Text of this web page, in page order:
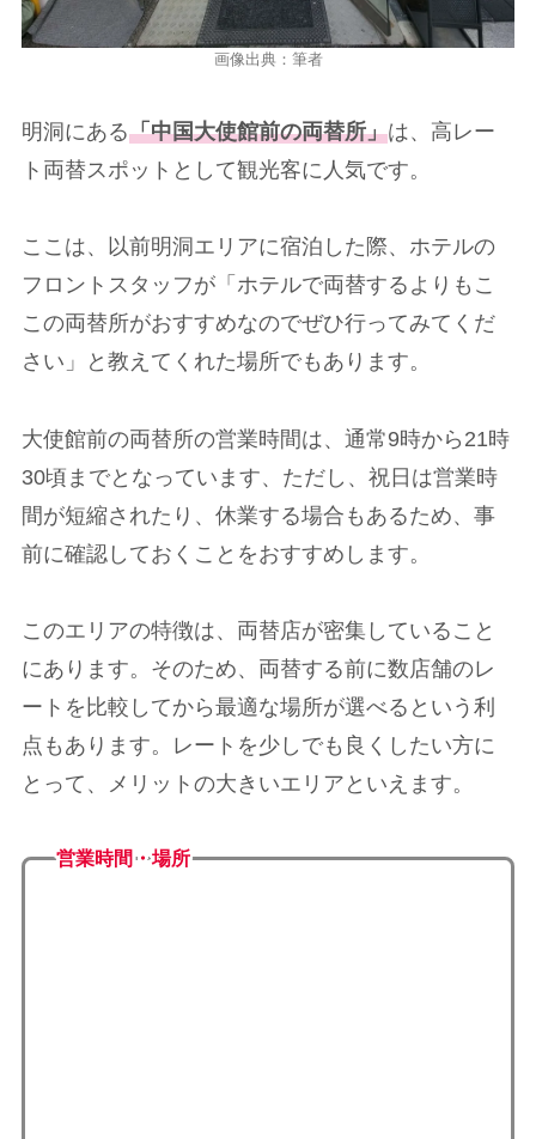
画像出典：筆者
明洞にある「中国大使館前の両替所」は、高レー
ト両替スポットとして観光客に人気です。
ここは、以前明洞エリアに宿泊した際、ホテルの
フロントスタッフが「ホテルで両替するよりもこ
この両替所がおすすめなのでぜひ行ってみてくだ
さい」と教えてくれた場所でもあります。
大使館前の両替所の営業時間は、通常9時から21時
30頃までとなっています、ただし、祝日は営業時
間が短縮されたり、休業する場合もあるため、事
前に確認しておくことをおすすめします。
このエリアの特徴は、両替店が密集していること
にあります。そのため、両替する前に数店舗のレ
ートを比較してから最適な場所が選べるという利
点もあります。レートを少しでも良くしたい方に
とって、メリットの大きいエリアといえます。
営業時間・場所